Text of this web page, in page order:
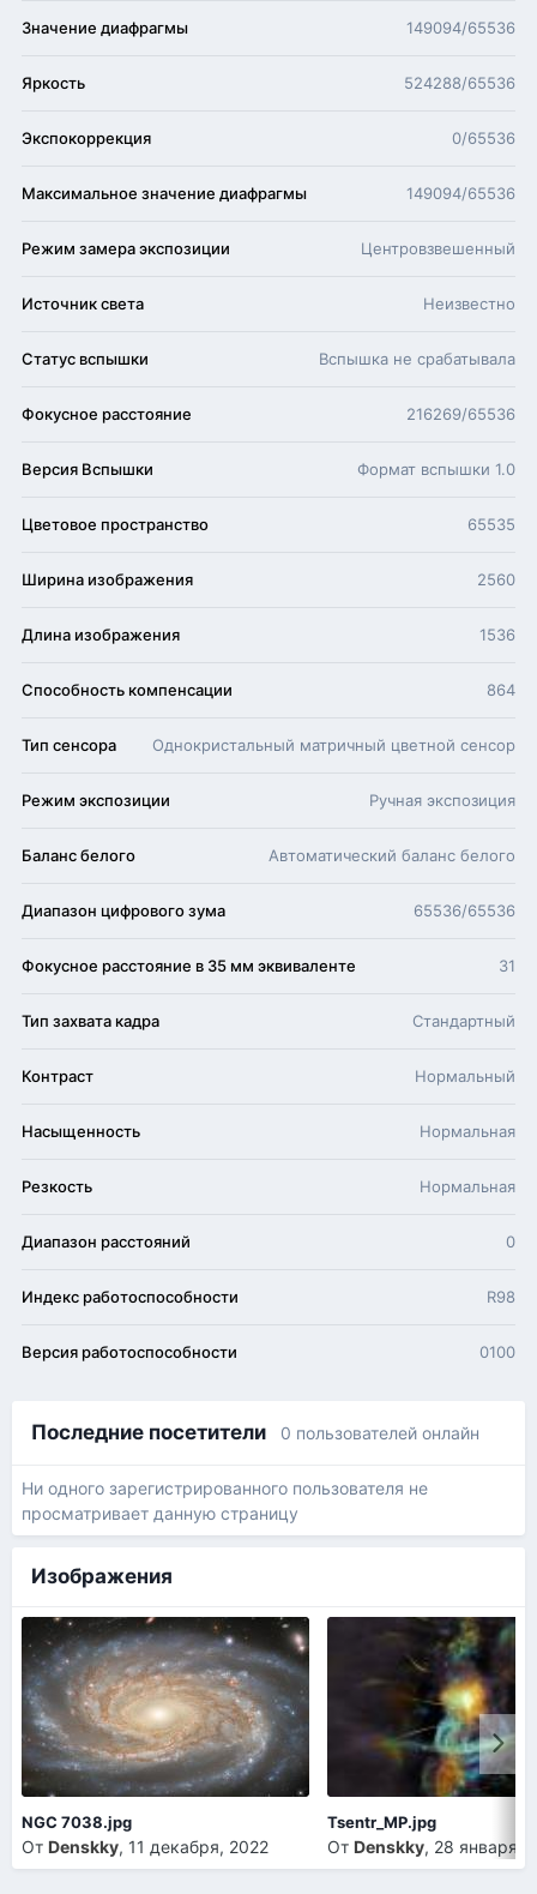
Значение диафрагмы 149094/65536
Яркость 524288/65536
Экспокоррекция 0/65536
Максимальное значение диафрагмы 149094/65536
Режим замера экспозиции Центровзвешенный
Источник света Неизвестно
Статус вспышки Вспышка не срабатывала
Фокусное расстояние 216269/65536
Версия Вспышки Формат вспышки 1.0
Цветовое пространство 65535
Ширина изображения 2560
Длина изображения 1536
Способность компенсации 864
Тип сенсора Однокристальный матричный цветной сенсор
Режим экспозиции Ручная экспозиция
Баланс белого Автоматический баланс белого
Диапазон цифрового зума 65536/65536
Фокусное расстояние в 35 мм эквиваленте 31
Тип захвата кадра Стандартный
Контраст Нормальный
Насыщенность Нормальная
Резкость Нормальная
Диапазон расстояний 0
Индекс работоспособности R98
Версия работоспособности 0100
Последние посетители 0 пользователей онлайн
Ни одного зарегистрированного пользователя не
просматривает данную страницу
Изображения
NGC 7038.jpg
От Denskky, 11 декабря, 2022
Tsentr_MP.jpg
От Denskky, 28 января,